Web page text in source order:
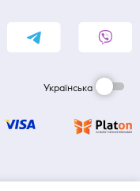
Українська